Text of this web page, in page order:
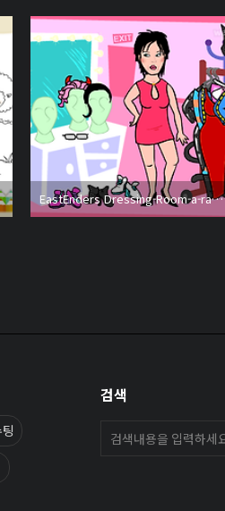
EastEnders Dressing-Room-a-rama
검색